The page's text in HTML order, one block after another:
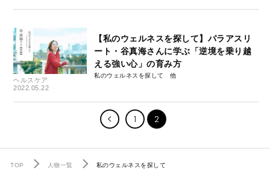
ヘルスケア
2022.05.22
【私のウェルネスを探して】パラアスリ
ート・谷真海さんに学ぶ「逆境を乗り越
える強い心」の育み方
私のウェルネスを探して
1 2
TOP 人物一覧 私のウェルネスを探して